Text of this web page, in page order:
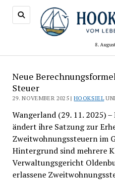
8.
Neue
Steuer
29. NOVEMBER 2025 |HOOKSIEL
Wangerland (29. 11. 2025)
ändert ihre Satzung zur
Zweitwohnungssteuern im
Hintergrund sind mehrere
Verwaltungsgericht
erlassene